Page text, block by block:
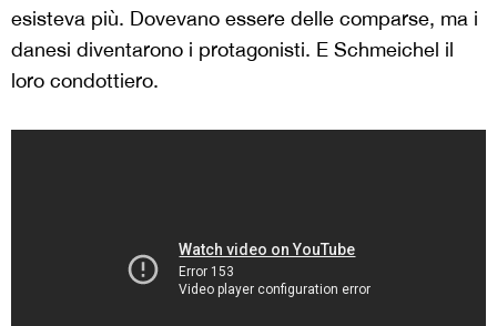
esisteva più. Dovevano essere delle comparse, ma i
danesi diventarono i protagonisti. E Schmeichel il
loro condottiero.